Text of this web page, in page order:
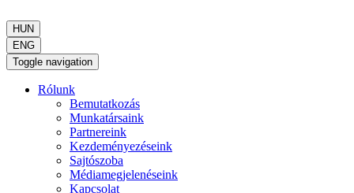
HUN
ENG
Toggle navigation
Rólunk
Bemutatkozás
Munkatársaink
Partnereink
Kezdeményezéseink
Sajtószoba
Médiamegjelenéseink
Kapcsolat